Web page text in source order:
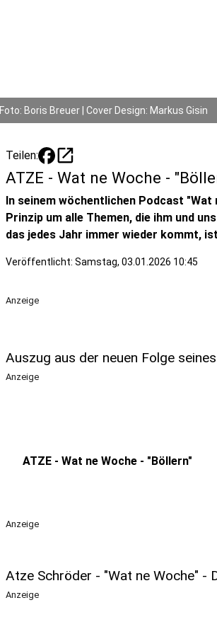
Foto: Boris Breuer | Cover Design: Markus Gisin
Teilen: open_in_new
ATZE - Wat ne Woche -
In seinem wöchentlichen Podcast
Prinzip um alle Themen, die ihm und
das jedes Jahr immer wieder kommt,
Veröffentlicht: Samstag, 03.01.2026 10:45
Anzeige
Auszug aus der neuen Folge
Anzeige
ATZE - Wat ne Woche - "Böllern"
Anzeige
Atze Schröder - "Wat ne Woche" -
Anzeige